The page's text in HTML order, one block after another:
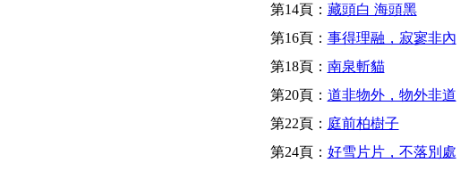
第14頁： 藏頭白 海頭黑
第16頁： 事得理融，寂寥非內
第18頁： 南泉斬貓
第20頁： 道非物外，物外非道
第22頁： 庭前柏樹子
第24頁： 好雪片片，不落別處